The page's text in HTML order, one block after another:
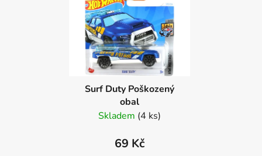
Surf Duty Poškozený
obal
Skladem (4 ks)
69 Kč